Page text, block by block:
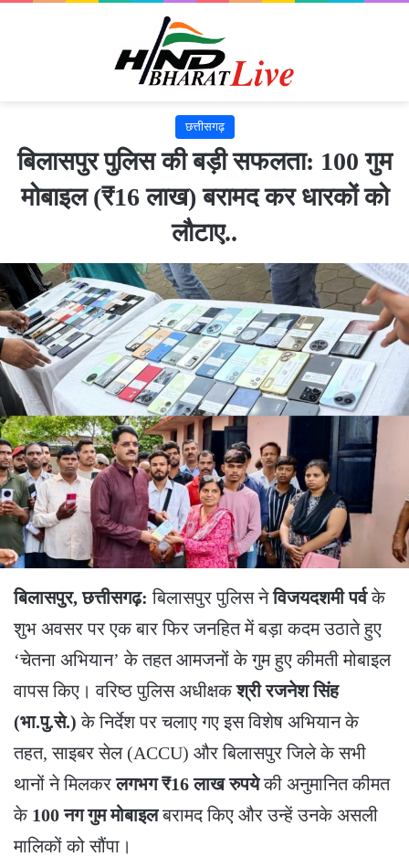
छत्तीसगढ़
बिलासपुर पुलिस की बड़ी सफलता: 100 गुम
मोबाइल (₹16 लाख) बरामद कर धारकों को
लौटाए..
बिलासपुर, छत्तीसगढ़: बिलासपुर पुलिस नेविजयदशमी पर्वके
शुभ अवसर पर एक बार फिर जनहित में बड़ा कदम उठाते हुए
‘चेतना अभियान’ के तहत आमजनों के गुम हुए कीमती मोबाइल
वापस किए। वरिष्ठ पुलिस अधीक्षकश्री रजनेश सिंह
(भा.पु.से.) के निर्देश पर चलाए गए इस विशेष अभियान के
तहत, साइबर सेल (ACCU) और बिलासपुर जिले के सभी
थानों ने मिलकरलगभग ₹16 लाख रुपयेकी अनुमानित कीमत
के 100 नग गुम मोबाइलबरामद किए और उन्हें उनके असली
मालिकों को सौंपा।